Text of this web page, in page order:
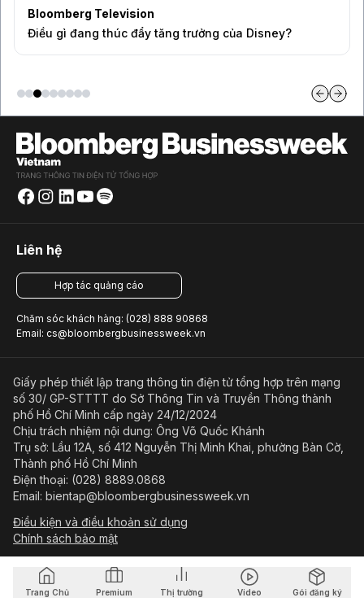
Sự kiện độc quyền
Ba góc nhìn về những cơ hội mới cho thị trường Việt
Trang Chủ Premium Thị trường Video Gói đăng ký
Liên hệ
Hợp tác quảng cáo
Chăm sóc khách hàng: (028) 888 90868
Email: cs@bloombergbusinessweek.vn
Giấy phép thiết lập trang thông tin điện tử tổng hợp trên mạng
số 30/ GP-STTTT do Sở Thông Tin và Truyền Thông thành
phố Hồ Chí Minh cấp ngày 24/12/2024
Chịu trách nhiệm nội dung: Ông Võ Quốc Khánh
Trụ sở: Lầu 12A, số 412 Nguyễn Thị Minh Khai, phường Bàn Cờ,
Thành phố Hồ Chí Minh
Điện thoại: (028) 8889.0868
Email: bientap@bloombergbusinessweek.vn
Điều kiện và điều khoản sử dụng
Chính sách bảo mật
© Copyright 2023-2026 Công ty Cổ phần Beacon Asia Media